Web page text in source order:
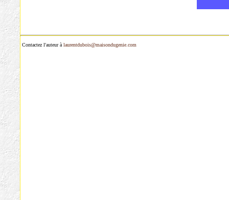
Contactez l'auteur à laurentdubois@maisondugenie.com